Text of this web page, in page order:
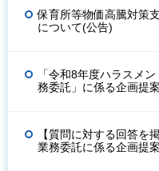
保育所等物価高騰対策
について(公告)
「令和8年度ハラスメ
務委託」に係る企画提
【質問に対する回答を
業務委託に係る企画提